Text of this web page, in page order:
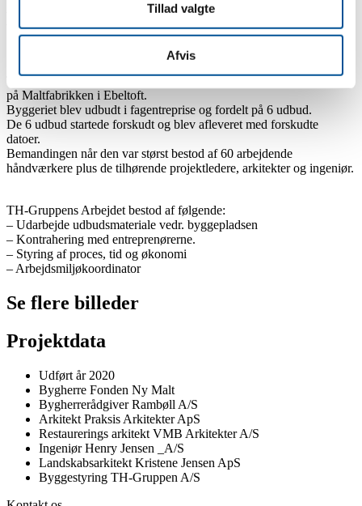
Tillad valgte
Afvis
Maltfabrikken, Ebeltoft
TH-Gruppen A/S har i perioden 2018 til 2020 udført byggeledelse
på Maltfabrikken i Ebeltoft.
Byggeriet blev udbudt i fagentreprise og fordelt på 6 udbud.
De 6 udbud startede forskudt og blev afleveret med forskudte
datoer.
Bemandingen når den var størst bestod af 60 arbejdende
håndværkere plus de tilhørende projektledere, arkitekter og ingeniør.
TH-Gruppens Arbejdet bestod af følgende:
– Udarbejde udbudsmateriale vedr. byggepladsen
– Kontrahering med entreprenørerne.
– Styring af proces, tid og økonomi
– Arbejdsmiljøkoordinator
Se flere billeder
Projektdata
Udført år 2020
Bygherre Fonden Ny Malt
BygherrerådgiverRambøll A/S
Arkitekt Praksis Arkitekter ApS
Restaurerings arkitekt VMB Arkitekter A/S
IngeniørHenry Jensen _A/S
Landskabsarkitekt Kristene Jensen ApS
Byggestyring TH-Gruppen A/S